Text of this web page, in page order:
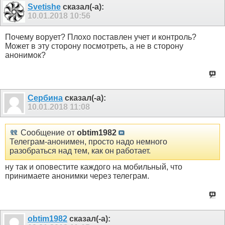
Svetishe сказал(-а):
10.01.2018 10:56
Почему ворует? Плохо поставлен учет и контроль?
Может в эту сторону посмотреть, а не в сторону
анонимок?
Сербина сказал(-а):
10.01.2018 11:08
Сообщение от obtim1982
Телеграм-анонимен, просто надо немного
разобраться над тем, как он работает.
ну так и оповестите каждого на мобильный, что
принимаете анонимки через телеграм.
obtim1982 сказал(-а):